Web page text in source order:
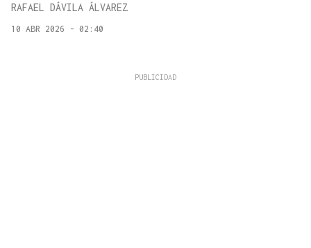
RAFAEL DÁVILA ÁLVAREZ
10 ABR 2026 - 02:40